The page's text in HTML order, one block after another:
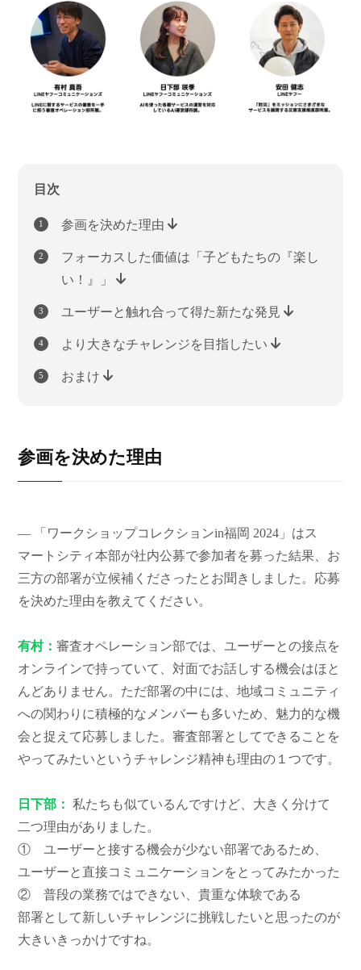
目次
参画を決めた理由
フォーカスした価値は「子どもたちの『楽し
い！』」
ユーザーと触れ合って得た新たな発見
より大きなチャレンジを目指したい
おまけ
参画を決めた理由
― 「ワークショップコレクションin福岡 2024」はス
マートシティ本部が社内公募で参加者を募った結果、お
三方の部署が立候補くださったとお聞きしました。応募
を決めた理由を教えてください。
有村：審査オペレーション部では、ユーザーとの接点を
オンラインで持っていて、対面でお話しする機会はほと
んどありません。ただ部署の中には、地域コミュニティ
への関わりに積極的なメンバーも多いため、魅力的な機
会と捉えて応募しました。審査部署としてできることを
やってみたいというチャレンジ精神も理由の１つです。
日下部：
私たちも似ているんですけど、大きく分けて
二つ理由がありました。
① ユーザーと接する機会が少ない部署であるため、
ユーザーと直接コミュニケーションをとってみたかった
② 普段の業務ではできない、貴重な体験である
部署として新しいチャレンジに挑戦したいと思ったのが
大きいきっかけですね。